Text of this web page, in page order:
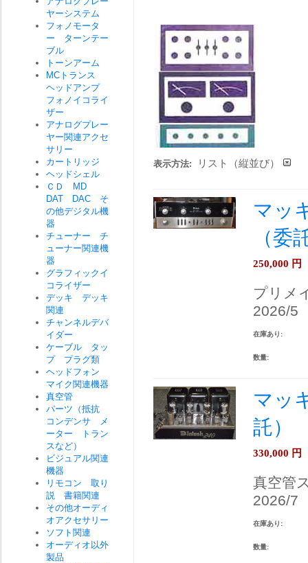
表示方法: リスト（縦並び）
マッ
（委
250,000 円
プリメ
2026/5
在庫あり:
数量:
マッ
託）
330,000 円
真空管
2026/7
在庫あり:
数量:
ヤーシステム
フォノモータ
ー ターンテー
ブル
トーンアーム
MCトランス
ヘッドアンプ
フォノイコライ
ザー
アナログプレー
ヤー関連アクセ
サリー
カートリッジ
ヘッドシェル
ＣＤ MD
DAT DAC そ
の他デジタル機
器
チューナー チ
ューナー関連機
器
グラフィックイ
コライザー
デッキ デッキ
関連
チャンネルデバ
イダー
ケーブル タッ
プ プラグ類
ヘッドフォン
マイク関連機器
真空管
パーツ（抵抗
コンデンサ メ
ーター トラン
スなど）
ビジュアル関連
機器
リモコン 取り
説 書籍関連
その他オーディ
オアクセサリー
ソフト関連
オーディオ以外
製品